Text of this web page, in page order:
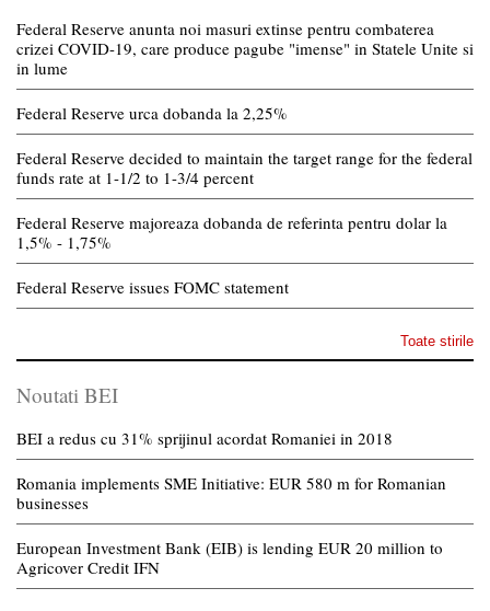
Federal Reserve anunta noi masuri extinse pentru combaterea
crizei COVID-19, care produce pagube "imense" in Statele Unite si
in lume
Federal Reserve urca dobanda la 2,25%
Federal Reserve decided to maintain the target range for the federal
funds rate at 1-1/2 to 1-3/4 percent
Federal Reserve majoreaza dobanda de referinta pentru dolar la
1,5% - 1,75%
Federal Reserve issues FOMC statement
Toate stirile
Noutati BEI
BEI a redus cu 31% sprijinul acordat Romaniei in 2018
Romania implements SME Initiative: EUR 580 m for Romanian
businesses
European Investment Bank (EIB) is lending EUR 20 million to
Agricover Credit IFN